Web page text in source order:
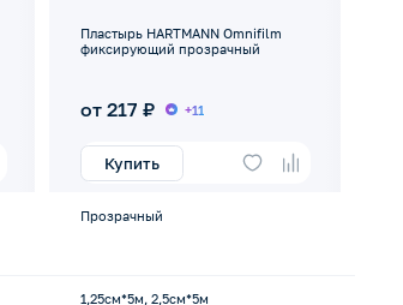
Пластырь HARTMANN Omnifilm
фиксирующий прозрачный
от 217 ₽ +11
Купить
Прозрачный
1,25см*5м, 2,5см*5м